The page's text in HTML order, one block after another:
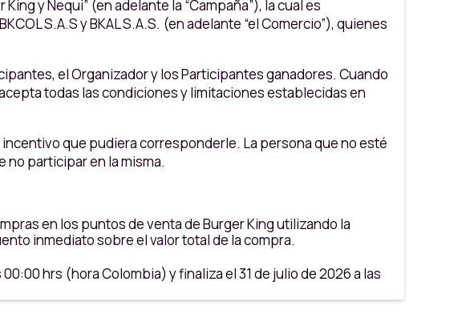
y Nequi” (en adelante la “Campaña”), la cual es
S.A.S y BKAL S.A.S. (en adelante “el Comercio”), quienes
el Organizador y los Participantes ganadores. Cuando
todas las condiciones y limitaciones establecidas en
que pudiera corresponderle. La persona que no esté
no participar en la misma.
en los puntos de venta de Burger King utilizando la
inmediato sobre el valor total de la compra.
hrs (hora Colombia) y finaliza el 31 de julio de 2026 a las